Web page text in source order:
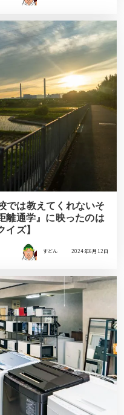
では教えてくれないそ
離通学』に映ったのは
ズ】
すどん 2024年6月12日